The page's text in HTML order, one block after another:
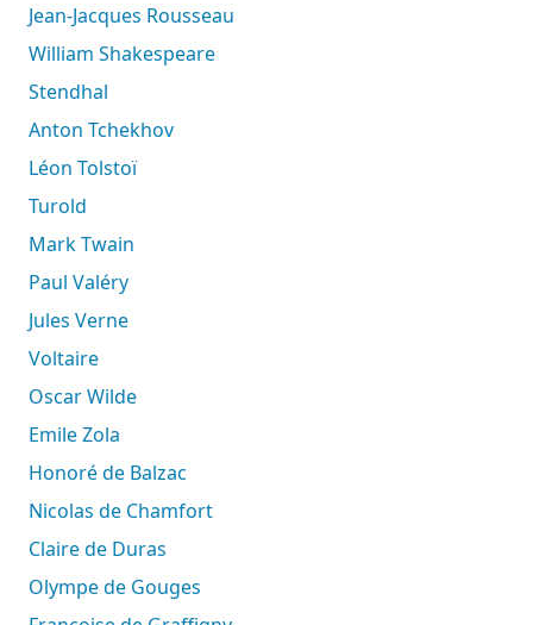
Jean-Jacques Rousseau
William Shakespeare
Stendhal
Anton Tchekhov
Léon Tolstoï
Turold
Mark Twain
Paul Valéry
Jules Verne
Voltaire
Oscar Wilde
Emile Zola
Honoré de Balzac
Nicolas de Chamfort
Claire de Duras
Olympe de Gouges